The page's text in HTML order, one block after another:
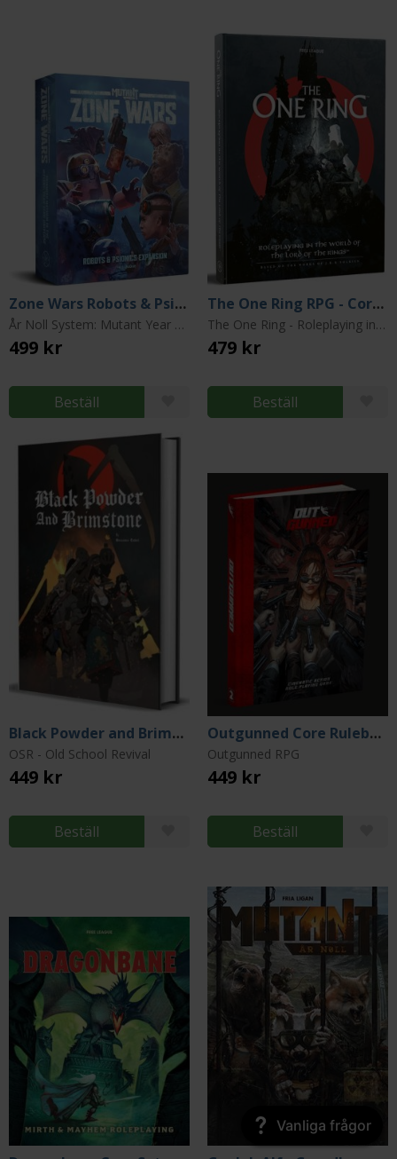
Zone Wars Robots & Psionics
År Noll System: Mutant Year Zero
499 kr
Beställ
The One Ring RPG - Core Rulebook
The One Ring - Roleplaying in the World of The Lord of the Rings
479 kr
Beställ
Black Powder and Brimstone
OSR - Old School Revival
449 kr
Beställ
Outgunned Core Rulebook
Outgunned RPG
449 kr
Beställ
Vanliga frågor